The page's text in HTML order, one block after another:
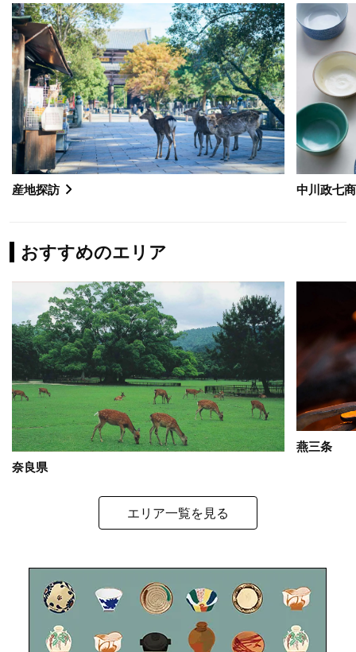
産地探訪 中川政七
おすすめのエリア
奈良県
燕三条
エリア一覧を見る